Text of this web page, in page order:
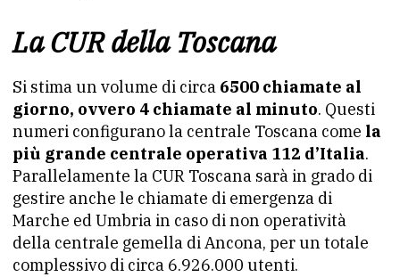
La CUR della Toscana
Si stima un volume di circa 6500 chiamate al
giorno, ovvero 4 chiamate al minuto. Questi
numeri configurano la centrale Toscana come la
più grande centrale operativa 112 d’Italia.
Parallelamente la CUR Toscana sarà in grado di
gestire anche le chiamate di emergenza di
Marche ed Umbria in caso di non operatività
della centrale gemella di Ancona, per un totale
complessivo di circa 6.926.000 utenti.